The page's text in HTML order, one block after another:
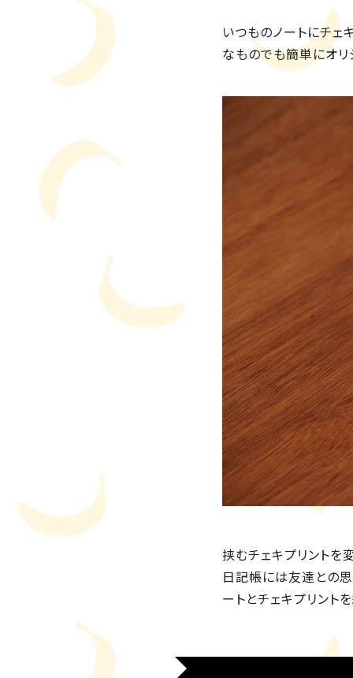
いつものノートにチェ
なものでも簡単にオ
挟むチェキプリントを
日記帳には友達との
ートとチェキプリント